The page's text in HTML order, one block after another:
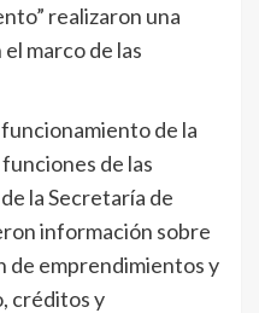
realizaron una
marco de las
de la
de las
la Secretaría de
información sobre
de emprendimientos y
créditos y